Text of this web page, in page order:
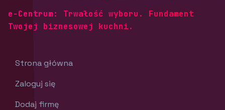
e-Centrum: Trwałość wyboru. Fundament
Twojej biznesowej kuchni.
Strona główna
Zaloguj się
Dodaj firmę